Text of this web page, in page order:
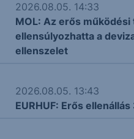
2026.08.05. 14:33
MOL: Az erős
ellensúlyozhatta a
ellenszelet
2026.08.05. 13:43
EURHUF: Erős